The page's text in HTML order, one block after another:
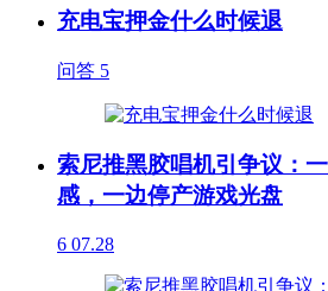
充电宝押金什么时候退
问答 5
索尼推黑胶唱机引争议：
感，一边停产游戏光盘
6 07.28